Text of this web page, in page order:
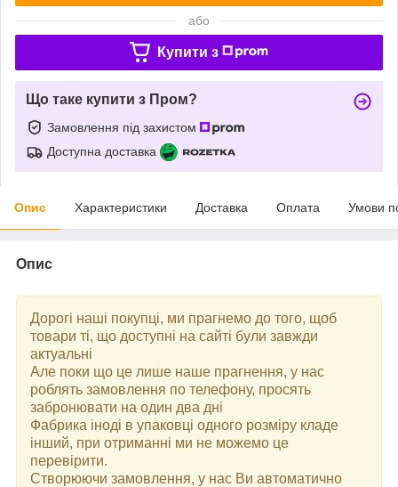
або
Купити з
Що таке купити з Пром?
Замовлення під захистом
Доступна доставка
Опис Характеристики Доставка Оплата Умови
Опис
Дорогі наші покупці, ми прагнемо до того, щоб
товари ті, що доступні на сайті були завжди
актуальні
Але поки що це лише наше прагнення, у нас
роблять замовлення по телефону, просять
забронювати на один два дні
Фабрика іноді в упаковці одного розміру кладе
інший, при отриманні ми не можемо це
перевірити.
Створюючи замовлення, у нас Ви автоматично